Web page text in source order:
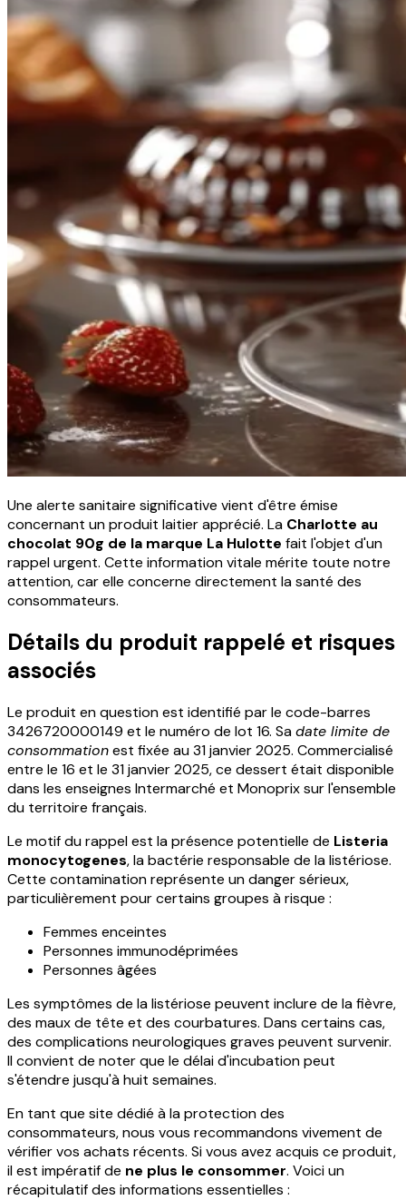
Une alerte sanitaire significative vient d'être émise
concernant un produit laitier apprécié. La Charlotte au
chocolat 90g de la marque La Hulotte fait l'objet d'un
rappel urgent. Cette information vitale mérite toute notre
attention, car elle concerne directement la santé des
consommateurs.
Détails du produit rappelé et risques
associés
Le produit en question est identifié par le code-barres
3426720000149 et le numéro de lot 16. Sadate limite de
consommationest fixée au 31 janvier 2025. Commercialisé
entre le 16 et le 31 janvier 2025, ce dessert était disponible
dans les enseignes Intermarché et Monoprix sur l'ensemble
du territoire français.
Le motif du rappel est la présence potentielle de Listeria
monocytogenes, la bactérie responsable de la listériose.
Cette contamination représente un danger sérieux,
particulièrement pour certains groupes à risque :
Femmes enceintes
Personnes immunodéprimées
Personnes âgées
Les symptômes de la listériose peuvent inclure de la fièvre,
des maux de tête et des courbatures. Dans certains cas,
des complications neurologiques graves peuvent survenir.
Il convient de noter que le délai d'incubation peut
s'étendre jusqu'à huit semaines.
En tant que site dédié à la protection des
consommateurs, nous vous recommandons vivement de
vérifier vos achats récents. Si vous avez acquis ce produit,
il est impératif de ne plus le consommer. Voici un
récapitulatif des informations essentielles :